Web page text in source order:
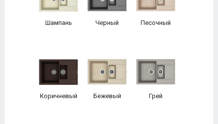
Шампань Черный Песочный
Коричневый Бежевый Грей